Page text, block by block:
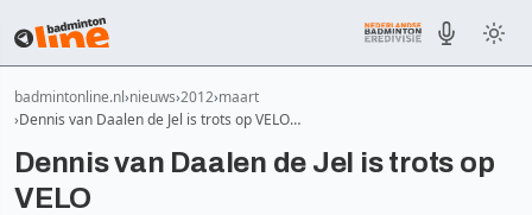
badmintonline.nl nieuws 2012 maart
Dennis van Daalen de Jel is trots op VELO…
Dennis van Daalen de Jel is trots op
VELO